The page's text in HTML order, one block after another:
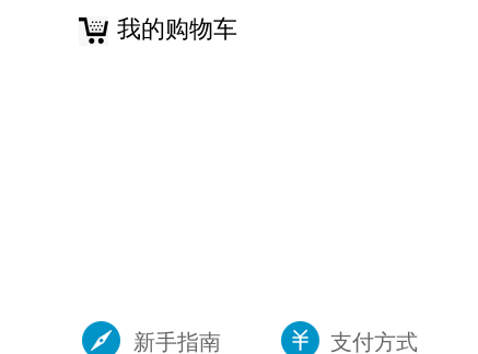
我的购物车
新手指南 支付方式